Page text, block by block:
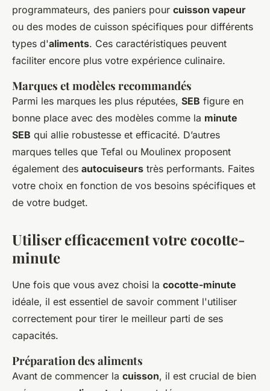
programmateurs, des paniers pour cuisson vapeur
ou des modes de cuisson spécifiques pour différents
types d'aliments. Ces caractéristiques peuvent
faciliter encore plus votre expérience culinaire.
Marques et modèles recommandés
Parmi les marques les plus réputées, SEB figure en
bonne place avec des modèles comme la minute
SEB qui allie robustesse et efficacité. D’autres
marques telles que Tefal ou Moulinex proposent
également des autocuiseurs très performants. Faites
votre choix en fonction de vos besoins spécifiques et
de votre budget.
Utiliser efficacement votre cocotte-
minute
Une fois que vous avez choisi la cocotte-minute
idéale, il est essentiel de savoir comment l'utiliser
correctement pour tirer le meilleur parti de ses
capacités.
Préparation des aliments
Avant de commencer la cuisson, il est crucial de bien